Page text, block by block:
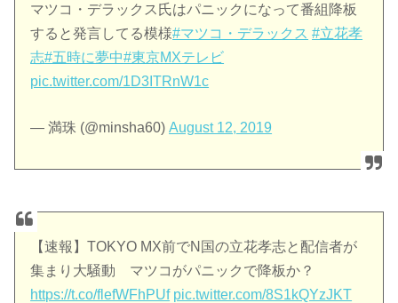
マツコ・デラックス氏はパニックになって番組降板
すると発言してる模様#マツコ・デラックス #立花孝
志#五時に夢中#東京MXテレビ
pic.twitter.com/1D3ITRnW1c
— 満珠 (@minsha60)August 12, 2019
【速報】TOKYO MX前でN国の立花孝志と配信者が
集まり大騒動 マツコがパニックで降板か？
https://t.co/flefWFhPUf pic.twitter.com/8S1kQYzJKT